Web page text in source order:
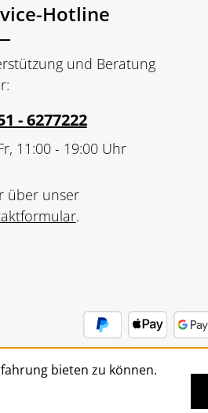
Hotline
und Beratung
- 6277222
11:00 - 19:00 Uhr
über unser
.
bieten zu können.